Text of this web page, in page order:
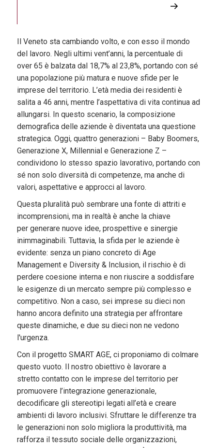
→
Il Veneto sta cambiando volto, e con esso il mondo
del lavoro. Negli ultimi vent’anni, la percentuale di
over 65 è balzata dal 18,7% al 23,8%, portando con sé
una popolazione più matura e nuove sfide per le
imprese del territorio. L’età media dei residenti è
salita a 46 anni, mentre l’aspettativa di vita continua ad
allungarsi. In questo scenario, la composizione
demografica delle aziende è diventata una questione
strategica. Oggi, quattro generazioni – Baby Boomers,
Generazione X, Millennial e Generazione Z –
condividono lo stesso spazio lavorativo, portando con
sé non solo diversità di competenze, ma anche di
valori, aspettative e approcci al lavoro.
Questa pluralità può sembrare una fonte di attriti e
incomprensioni, ma in realtà è anche la chiave
per generare nuove idee, prospettive e sinergie
inimmaginabili. Tuttavia, la sfida per le aziende è
evidente: senza un piano concreto di Age
Management e Diversity & Inclusion, il rischio è di
perdere coesione interna e non riuscire a soddisfare
le esigenze di un mercato sempre più complesso e
competitivo. Non a caso, sei imprese su dieci non
hanno ancora definito una strategia per affrontare
queste dinamiche, e due su dieci non ne vedono
l'urgenza.
Con il progetto SMART AGE, ci proponiamo di colmare
questo vuoto. Il nostro obiettivo è lavorare a
stretto contatto con le imprese del territorio per
promuovere l’integrazione generazionale,
decodificare gli stereotipi legati all’età e creare
ambienti di lavoro inclusivi. Sfruttare le differenze tra
le generazioni non solo migliora la produttività, ma
rafforza il tessuto sociale delle organizzazioni,